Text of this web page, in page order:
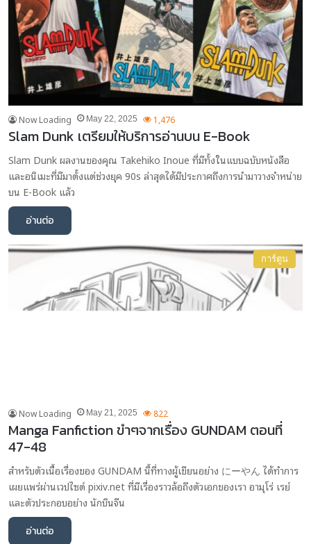
Now Loading May 22, 2025 1,476
Slam Dunk เตรียมให้บริการอ่านบน E-Book
Slam Dunk ผลงานของคุณ Takehiko Inoue ที่มีทั้งในแบบฉบับหนังสือ
และอนิเมะที่มีมาตั้งแต่ช่วงยุค 90s ล่าสุดได้มีประกาศถึงการนำมาวางจำหน่าย
บน E-Book แล้ว
อ่านต่อ
การ์ตูน
Now Loading May 21, 2025 822
Manga Fanfiction ขำๆจากเรื่อง GUNDAM ตอนที่
47-48
สำหรับตัวเนื้อเรื่องของ GUNDAM นี้ที่ทางผู้เขียนอย่าง にーやん ได้ทำการ
เผยแพร่ผ่านเวปไซต์ pixiv.net ที่มีเรื่องราวล้อถึงตัวเอกของเรา อามุโร่ เรย์
และตัวประกอบอย่าง นักบินจีน
อ่านต่อ